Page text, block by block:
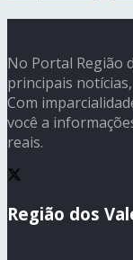
No Portal Região
principais
Com
você a
reais.
Região dos